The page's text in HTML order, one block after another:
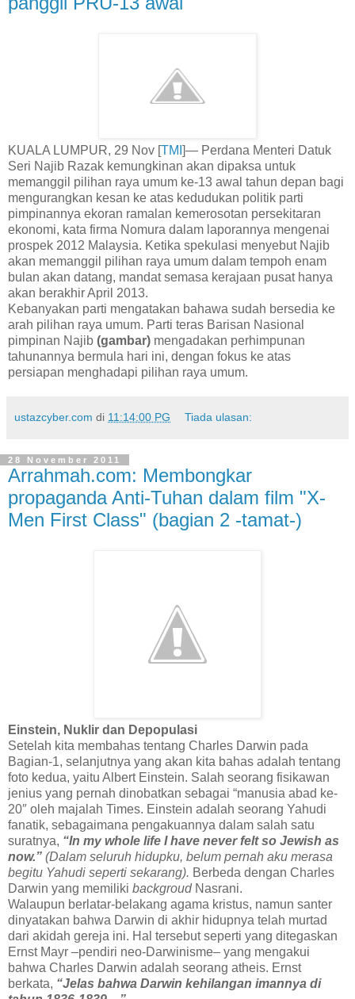
KUALA LUMPUR, 29 Nov [TMI ]— Perdana Menteri Datuk
Seri Najib Razak kemungkinan akan dipaksa untuk
memanggil pilihan raya umum ke-13 awal tahun depan bagi
mengurangkan kesan ke atas kedudukan politik parti
pimpinannya ekoran ramalan kemerosotan persekitaran
ekonomi, kata firma Nomura dalam laporannya mengenai
prospek 2012 Malaysia. Ketika spekulasi menyebut Najib
akan memanggil pilihan raya umum dalam tempoh enam
bulan akan datang, mandat semasa kerajaan pusat hanya
akan berakhir April 2013.
Kebanyakan parti mengatakan bahawa sudah bersedia ke
arah pilihan raya umum. Parti teras Barisan Nasional
pimpinan Najib (gambar) mengadakan perhimpunan
tahunannya bermula hari ini, dengan fokus ke atas
persiapan menghadapi pilihan raya umum.
ustazcyber.com di 11:14:00 PG Tiada ulasan:
28 November 2011
Arrahmah.com: Membongkar
propaganda Anti-Tuhan dalam film "X-
Men First Class" (bagian 2 -tamat-)
Einstein, Nuklir dan Depopulasi
Setelah kita membahas tentang Charles Darwin pada
Bagian-1, selanjutnya yang akan kita bahas adalah tentang
foto kedua, yaitu Albert Einstein. Salah seorang fisikawan
jenius yang pernah dinobatkan sebagai “manusia abad ke-
20″ oleh majalah Times. Einstein adalah seorang Yahudi
fanatik, sebagaimana pengakuannya dalam salah satu
suratnya, “In my whole life I have never felt so Jewish as
now.” (Dalam seluruh hidupku, belum pernah aku merasa
begitu Yahudi seperti sekarang). Berbeda dengan Charles
Darwin yang memiliki backgroudNasrani.
Walaupun berlatar-belakang agama kristus, namun santer
dinyatakan bahwa Darwin di akhir hidupnya telah murtad
dari akidah gereja ini. Hal tersebut seperti yang ditegaskan
Ernst Mayr –pendiri neo-Darwinisme– yang mengakui
bahwa Charles Darwin adalah seorang atheis. Ernst
berkata, “Jelas bahwa Darwin kehilangan imannya di